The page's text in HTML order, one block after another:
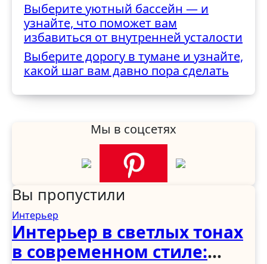
Выберите уютный бассейн — и
узнайте, что поможет вам
избавиться от внутренней усталости
Выберите дорогу в тумане и узнайте,
какой шаг вам давно пора сделать
Мы в соцсетях
Вы пропустили
Интерьер
Интерьер в светлых тонах
в современном стиле: